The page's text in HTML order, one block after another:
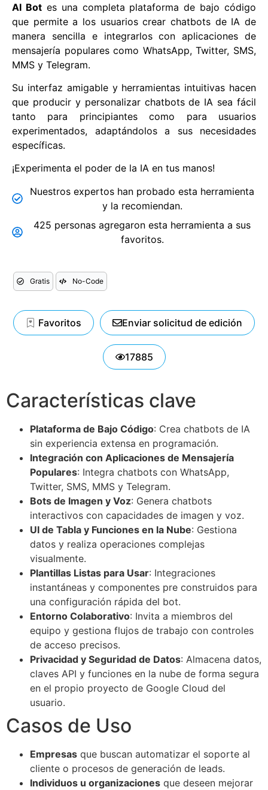
AI Botes una completa plataforma de bajo código
que permite a los usuarios crear chatbots de IA de
manera sencilla e integrarlos con aplicaciones de
mensajería populares como WhatsApp, Twitter, SMS,
MMS y Telegram.
Su interfaz amigable y herramientas intuitivas hacen
que producir y personalizar chatbots de IA sea fácil
tanto para principiantes como para usuarios
experimentados, adaptándolos a sus necesidades
específicas.
¡Experimenta el poder de la IA en tus manos!
Nuestros expertos han probado esta herramienta
y la recomiendan.
425 personas agregaron esta herramienta a sus
favoritos.
Gratis No-Code
Favoritos Enviar solicitud de edición
17885
Características clave
Plataforma de Bajo Código: Crea chatbots de IA
sin experiencia extensa en programación.
Integración con Aplicaciones de Mensajería
Populares: Integra chatbots con WhatsApp,
Twitter, SMS, MMS y Telegram.
Bots de Imagen y Voz: Genera chatbots
interactivos con capacidades de imagen y voz.
UI de Tabla y Funciones en la Nube: Gestiona
datos y realiza operaciones complejas
visualmente.
Plantillas Listas para Usar: Integraciones
instantáneas y componentes pre construidos para
una configuración rápida del bot.
Entorno Colaborativo: Invita a miembros del
equipo y gestiona flujos de trabajo con controles
de acceso precisos.
Privacidad y Seguridad de Datos: Almacena datos,
claves API y funciones en la nube de forma segura
en el propio proyecto de Google Cloud del
usuario.
Casos de Uso
Empresas que buscan automatizar el soporte al
cliente o procesos de generación de leads.
Individuos u organizaciones que deseen mejorar